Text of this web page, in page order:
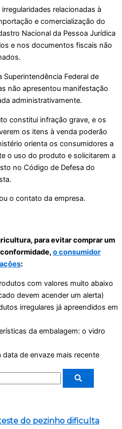
relacionadas à
e comercialização do
Nacional da Pessoa Jurídica
e nos documentos fiscais não
Federal de
não apresentou manifestação
administrativamente.
constitui infração grave, e os
os itens à venda poderão
orienta os consumidores a
o uso do produto e solicitarem a
no Código de Defesa do
o contato da empresa.
para evitar comprar um
o consumidor
:
com valores muito abaixo
devem acender um alerta)
irregulares já apreendidos em
da embalagem: o vidro
de envaze mais recente
do pezinho dificulta